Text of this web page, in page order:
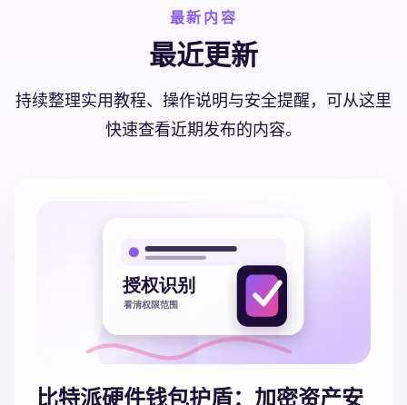
最新内容
最近更新
持续整理实用教程、操作说明与安全提醒，可从这里
快速查看近期发布的内容。
比特派硬件钱包护盾：加密资产安